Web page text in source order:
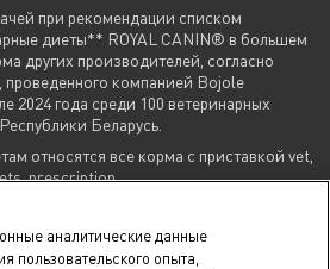
при рекомендации списком
диеты** ROYAL CANIN® в большем
других производителей, согласно
проведенного компанией Bojole
2024 года среди 100 ветеринарных
Беларусь.
относятся все корма с приставкой vet,
prescription
604 86 86,info@royalcanin.by) являются в том
по вопросам обращения покупателей о
аналитические данные
пользовательского опыта,